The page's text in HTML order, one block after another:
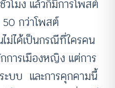
โมง แล้วก็มีการโพสต์
กว่าโพสต์
ม่ได้เป็นกรณีที่ใครคน
การเมืองหญิง แต่การ
ะบบ และการคุกคามนี้